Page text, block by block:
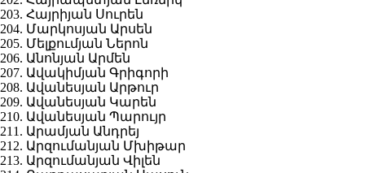
203. Հայրիյան Սուրեն
204. Մարկոսյան Արսեն
205. Մելքումյան Ներոն
206. Անոնյան Արմեն
207. Ավակիմյան Գրիգորի
208. Ավանեսյան Արթուր
209. Ավանեսյան Կարեն
210. Ավանեսյան Պարույր
211. Արամյան Անդրեյ
212. Արզումանյան Մխիթար
213. Արզումանյան Վիլեն